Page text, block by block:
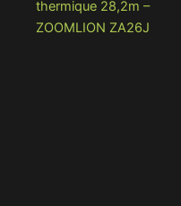
thermique 28,2m –
ZOOMLION ZA26J